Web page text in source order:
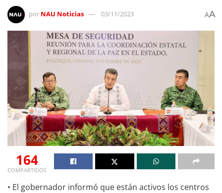
por NAU Noticias 03/11/2023 AA
164
COMPARTIDOS
• El gobernador informó que están activos los centros